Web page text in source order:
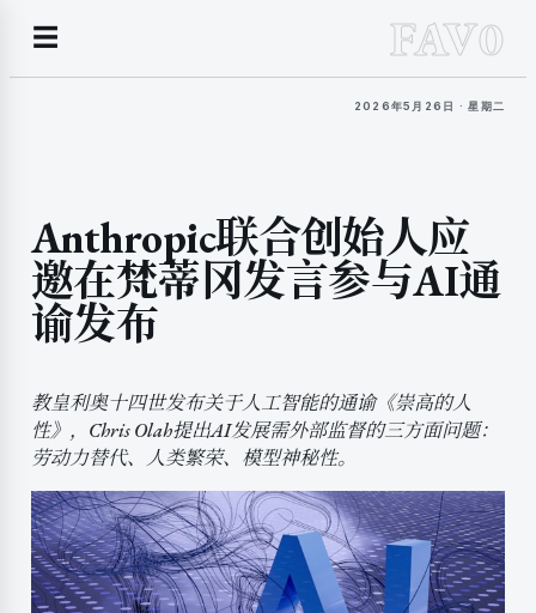
☰ FAV0
2026年5月26日 · 星期二
Anthropic联合创始人应
邀在梵蒂冈发言参与AI通
谕发布
教皇利奥十四世发布关于人工智能的通谕《崇高的人
性》，Chris Olah提出AI发展需外部监督的三方面问题：
劳动力替代、人类繁荣、模型神秘性。